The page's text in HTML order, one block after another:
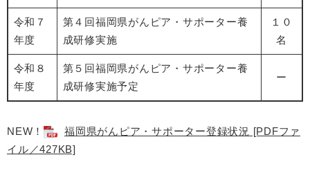
令和７
年度
第４回福岡県がんピア・サポーター養
成研修実施
１０
名
令和８
年度
第５回福岡県がんピア・サポーター養
成研修実施予定
ー
NEW！
福岡県がんピア・サポーター登録状況 [PDFファ
イル／427KB]